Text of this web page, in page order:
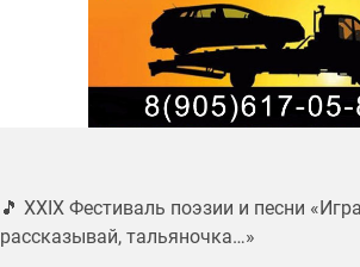
🎵 XXIX Фестиваль поэзии и песни
рассказывай, тальяночка…»